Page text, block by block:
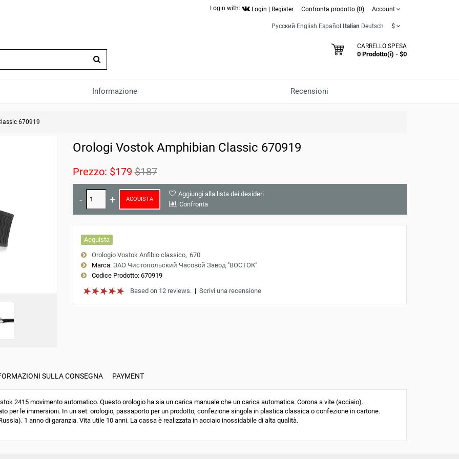
Login with: Login Register Confronta prodotto (0) Account
Русский English Español Italian Deutsch $
CARRELLO SPESA
0 Prodotto(i) - $0
Informazione Recensioni
670919
Orologi Vostok Amphibian Classic 670919
Prezzo: $179 $187
ACQUISTA
Aggiungi alla lista dei desideri
Confronta
Acquista
Orologio Vostok Anfibio classico 670
Marca: ЗАО Чистопольский Часовой Завод "ВОСТОК"
Codice Prodotto:670919
Based on 12 reviews.| Scrivi una recensione
SULLA CONSEGNA PAYMENT
2415 movimento automatico. Questo orologio ha sia un carica manuale che un carica automatica. Corona a vite (acciaio).
per le immersioni. In un set: orologio, passaporto per un prodotto, confezione singola in plastica classica o confezione in cartone.
1 anno di garanzia. Vita utile 10 anni. La cassa è realizzata in acciaio inossidabile di alta qualità.